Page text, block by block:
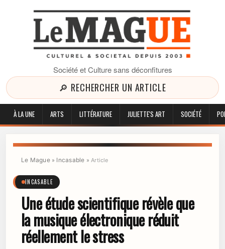
Société et Culture sans déconfitures
🔎 RECHERCHER UN ARTICLE
À LA UNE ARTS LITTÉRATURE JULIETTE'S ART SOCIÉTÉ
Le Mague» Incasable »Article
INCASABLE
Une étude scientifique révèle que
la musique électronique réduit
réellement le stress